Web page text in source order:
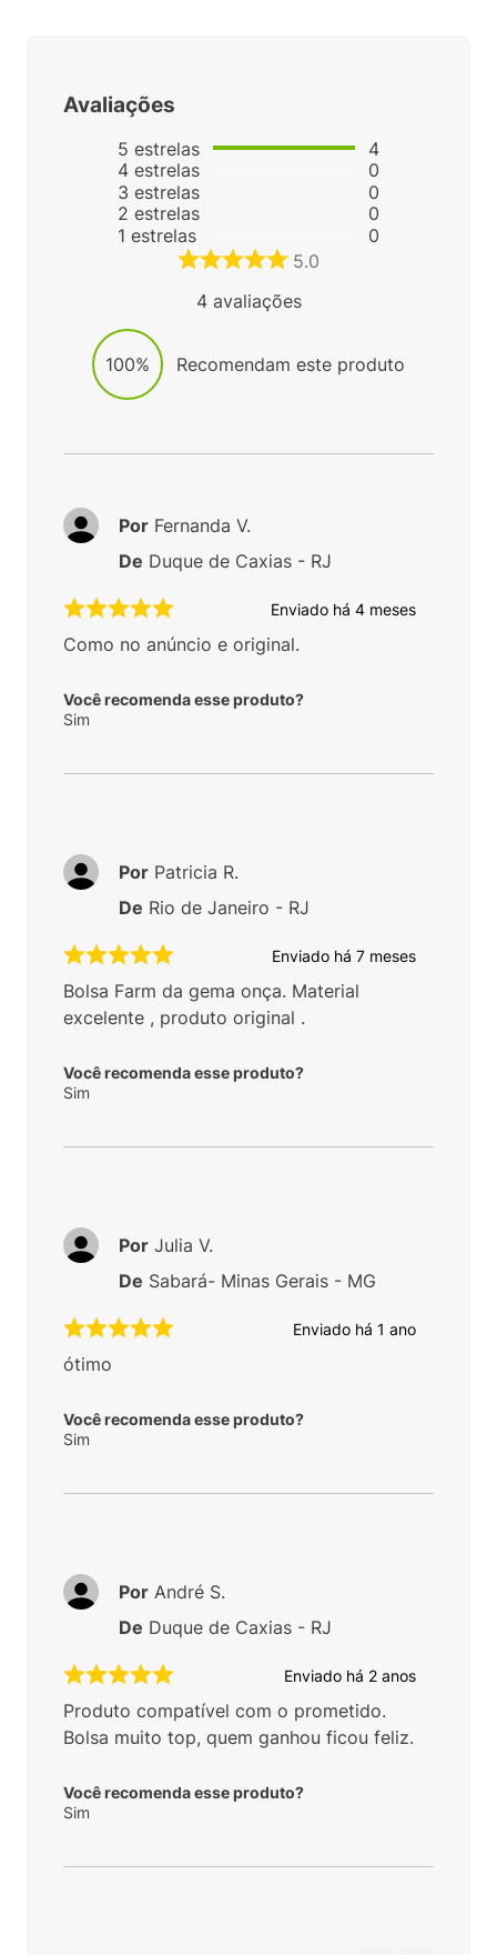
Avaliações
5 estrelas
4 estrelas
3 estrelas
2 estrelas
1 estrelas
4
0
0
0
0
5.0
4avaliações
100% Recomendam este produto
Enviado há 4 meses
Como no anúncio e original.
Você recomenda esse produto?
Sim
Por Fernanda V.
De Duque de Caxias - RJ
Enviado há 7 meses
Bolsa Farm da gema onça. Material
excelente , produto original .
Você recomenda esse produto?
Sim
Por Patricia R.
De Rio de Janeiro - RJ
Enviado há 1 ano
ótimo
Você recomenda esse produto?
Sim
Por Julia V.
De Sabará- Minas Gerais - MG
Enviado há 2 anos
Produto compatível com o prometido.
Bolsa muito top, quem ganhou ficou feliz.
Você recomenda esse produto?
Sim
Por André S.
De Duque de Caxias - RJ